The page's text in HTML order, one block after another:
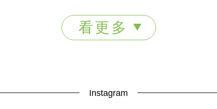
看更多
Instagram